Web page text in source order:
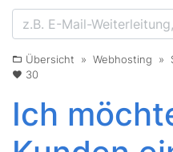
Übersicht » Webhosting »
30
Ich